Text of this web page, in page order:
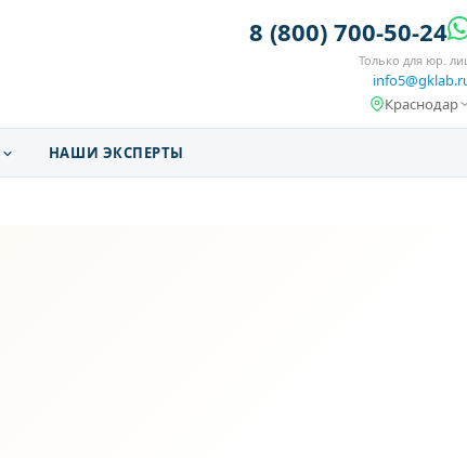
8 (800) 700-50-24
Только для юр.
Краснодар
НАШИ ЭКСПЕРТЫ